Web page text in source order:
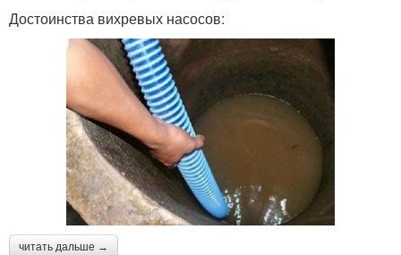
Достоинства вихревых насосов:
читать дальше →